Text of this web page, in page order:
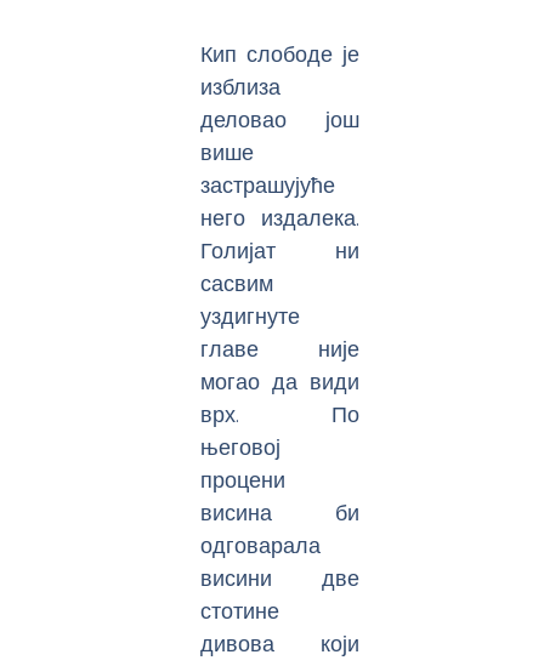
Кип слободе је
изблиза
деловао још
више
застрашујуће
него издалека.
Голијат ни
сасвим
уздигнуте
главе није
могао да види
врх. По
његовој
процени
висина би
одговарала
висини две
стотине
дивова који